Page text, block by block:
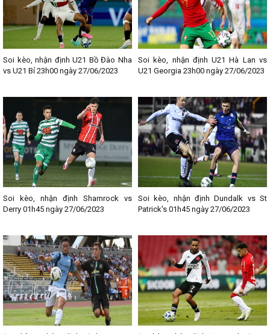
Soi kèo, nhận định U21 Bồ Đào Nha
vs U21 Bỉ 23h00 ngày 27/06/2023
Soi kèo, nhận định U21 Hà Lan vs
U21 Georgia 23h00 ngày 27/06/2023
Soi kèo, nhận định Shamrock vs
Derry 01h45 ngày 27/06/2023
Soi kèo, nhận định Dundalk vs St
Patrick's 01h45 ngày 27/06/2023